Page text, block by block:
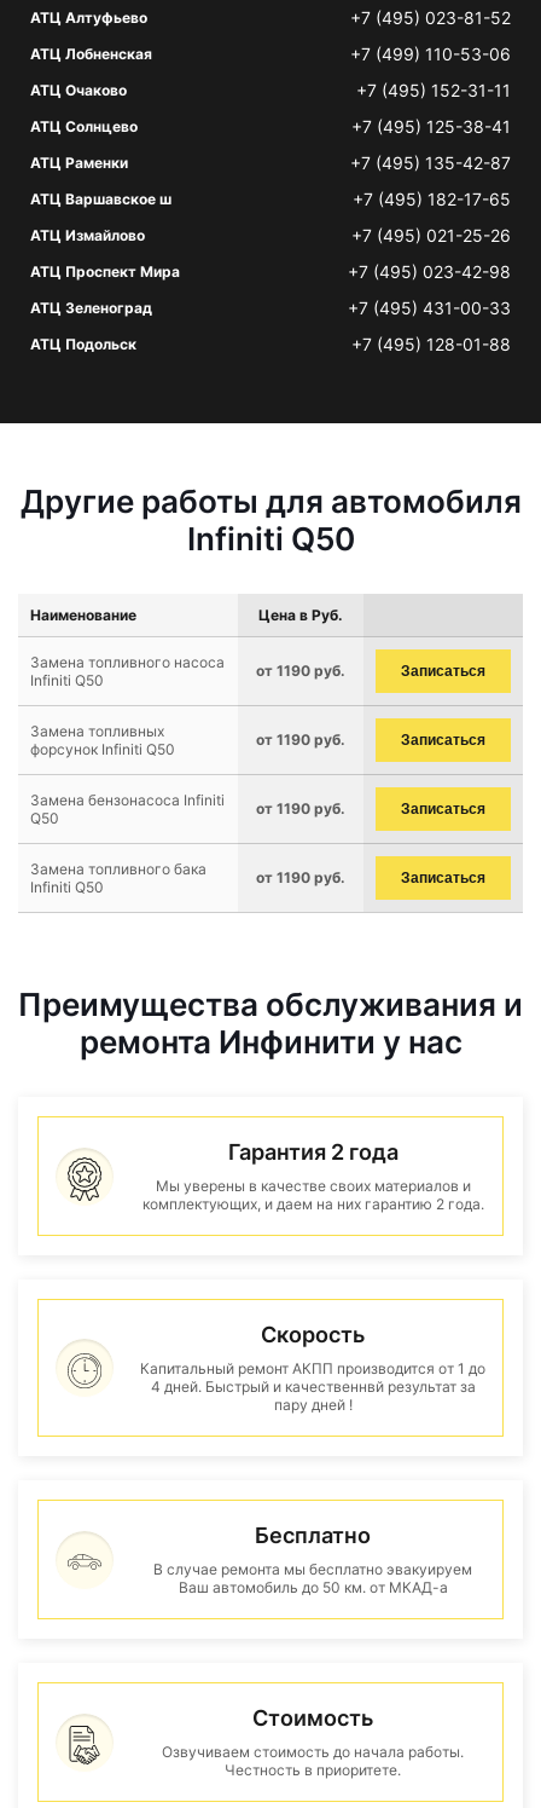
АТЦ Алтуфьево +7 (495) 023-81-52
АТЦ Лобненская +7 (499) 110-53-06
АТЦ Очаково +7 (495) 152-31-11
АТЦ Солнцево +7 (495) 125-38-41
АТЦ Раменки +7 (495) 135-42-87
АТЦ Варшавское ш +7 (495) 182-17-65
АТЦ Измайлово +7 (495) 021-25-26
АТЦ Проспект Мира +7 (495) 023-42-98
АТЦ Зеленоград +7 (495) 431-00-33
АТЦ Подольск +7 (495) 128-01-88
Другие работы для автомобиля
Infiniti Q50
Наименование Цена в Руб.
Замена топливного насоса
Infiniti Q50
от 1190 руб. Записаться
Замена топливных
форсунок Infiniti Q50
от 1190 руб. Записаться
Замена бензонасоса Infiniti
Q50
от 1190 руб. Записаться
Замена топливного бака
Infiniti Q50
от 1190 руб. Записаться
Преимущества обслуживания и
ремонта Инфинити у нас
Гарантия 2 года
Мы уверены в качестве своих материалов и
комплектующих, и даем на них гарантию 2 года.
Скорость
Капитальный ремонт АКПП производится от 1 до
4 дней. Быстрый и качественнвй результат за
пару дней !
Бесплатно
В случае ремонта мы бесплатно эвакуируем
Ваш автомобиль до 50 км. от МКАД-а
Стоимость
Озвучиваем стоимость до начала работы.
Честность в приоритете.